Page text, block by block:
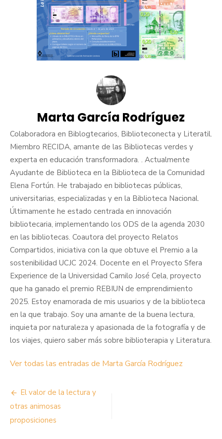
Marta García Rodríguez
Colaboradora en Biblogtecarios, Biblioteconecta y Literatil.
Miembro RECIDA, amante de las Bibliotecas verdes y
experta en educación transformadora. . Actualmente
Ayudante de Biblioteca en la Biblioteca de la Comunidad
Elena Fortún. He trabajado en bibliotecas públicas,
universitarias, especializadas y en la Biblioteca Nacional.
Últimamente he estado centrada en innovación
bibliotecaria, implementando los ODS de la agenda 2030
en las bibliotecas. Coautora del proyecto Relatos
Compartidos, iniciativa con la que obtuve el Premio a la
sostenibilidad UCJC 2024. Docente en el Proyecto Sfera
Experience de la Universidad Camilo José Cela, proyecto
que ha ganado el premio REBIUN de emprendimiento
2025. Estoy enamorada de mis usuarios y de la biblioteca
en la que trabajo. Soy una amante de la buena lectura,
inquieta por naturaleza y apasionada de la fotografía y de
los viajes, quiero saber más sobre biblioterapia y Literatura.
Ver todas las entradas de Marta García Rodríguez
Navegación
de
entradas
El valor de la lectura y
otras animosas
proposiciones